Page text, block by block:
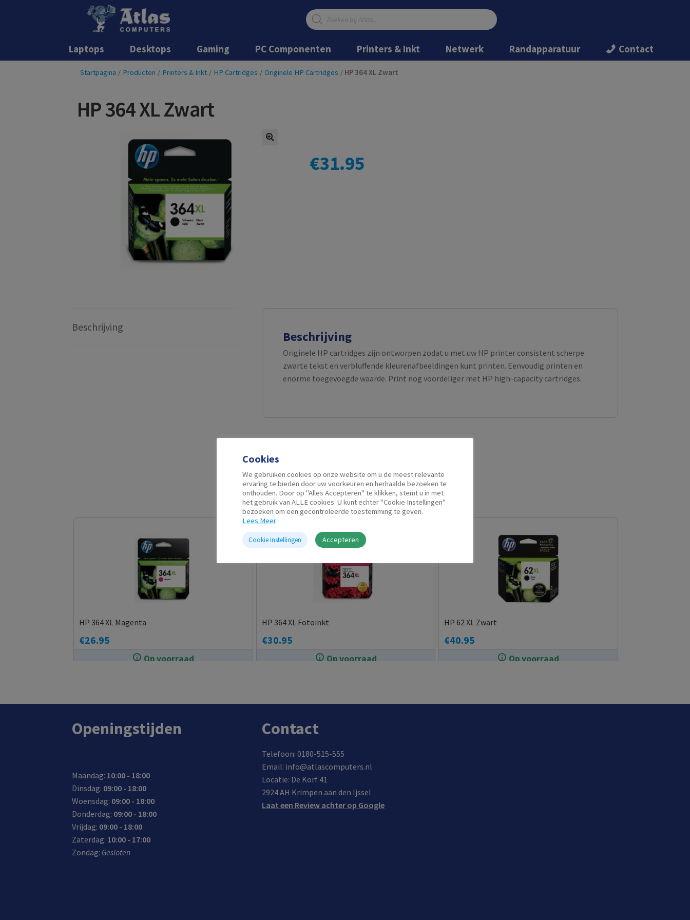
Ga
naar
navigatie
Ga
inhoud
Producten
zoeken
Laptops Desktops Gaming PC Componenten Printers & Inkt Netwerk Randapparatuur Contact
Startpagina / Producten / Printers & Inkt / HP Cartridges / Originele HP Cartridges / HP 364 XL Zwart
HP 364 XL Zwart
€31.95
Beschrijving
Beschrijving
Originele HP cartridges zijn ontworpen zodat u met uw HP printer consistent scherpe
zwarte tekst en verbluffende kleurenafbeeldingen kunt printen. Eenvoudig printen en
enorme toegevoegde waarde. Print nog voordeliger met HP high-capacity cartridges.
Gerelateerde producten
Op voorraad
HP 364 XL Magenta
€26.95
Op voorraad
HP 364 XL Fotoinkt
€30.95
Op voorraad
HP 62 XL Zwart
€40.95
Openingstijden
Maandag: 10:00 - 18:00
Dinsdag: 09:00 - 18:00
Woensdag: 09:00 - 18:00
Donderdag: 09:00 - 18:00
Vrijdag: 09:00 - 18:00
Zaterdag: 10:00 - 17:00
Zondag: Gesloten
Contact
Telefoon: 0180-515-555
Email: info@atlascomputers.nl
Locatie: De Korf 41
2924 AH Krimpen aan den Ijssel
Laat een Review achter op Google
Cookies
We gebruiken cookies op onze website om u de meest relevante
ervaring te bieden door uw voorkeuren en herhaalde bezoeken te
onthouden. Door op "Alles Accepteren" te klikken, stemt u in met
het gebruik van ALLE cookies. U kunt echter "Cookie Instellingen"
bezoeken om een gecontroleerde toestemming te geven.
Lees Meer
Cookie Instellingen Accepteren